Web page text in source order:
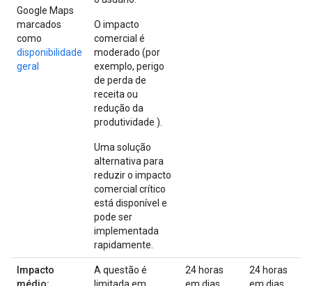
Google Maps
marcados
como
disponibilidade
geral
O impacto
comercial é
moderado (por
exemplo, perigo
de perda de
receita ou
redução da
produtividade ).
Uma solução
alternativa para
reduzir o impacto
comercial crítico
está disponível e
pode ser
implementada
rapidamente.
Impacto
médio:
A questão é
limitada em
24 horas
em dias
24 horas
em dias